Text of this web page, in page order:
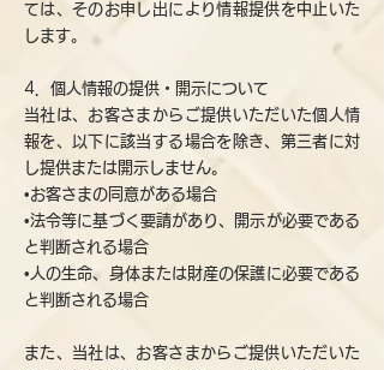
ては、そのお申し出により情報提供を中止いた
します。
4．個人情報の提供・開示について
当社は、お客さまからご提供いただいた個人情
報を、以下に該当する場合を除き、第三者に対
し提供または開示しません。
•お客さまの同意がある場合
•法令等に基づく要請があり、開示が必要である
と判断される場合
•人の生命、身体または財産の保護に必要である
と判断される場合
また、当社は、お客さまからご提供いただいた